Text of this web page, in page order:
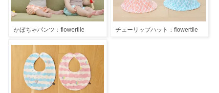
かぼちゃパンツ：flowertile チューリップハット：flowertile